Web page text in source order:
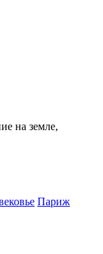
на земле,
Париж